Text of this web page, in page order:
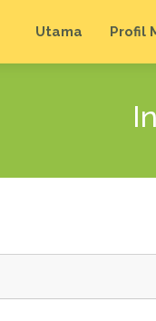
Utama Profil